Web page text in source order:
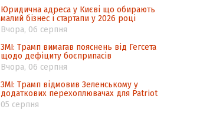
Інформаційна безпека суспільства
Юридична адреса у Києві що обирають
малий бізнес і стартапи у 2026 році
Вчора, 06 серпня
ЗМІ: Трамп вимагав пояснень від Гегсета
щодо дефіциту боєприпасів
Вчора, 06 серпня
ЗМІ: Трамп відмовив Зеленському у
додаткових перехоплювачах для Patriot
05 серпня